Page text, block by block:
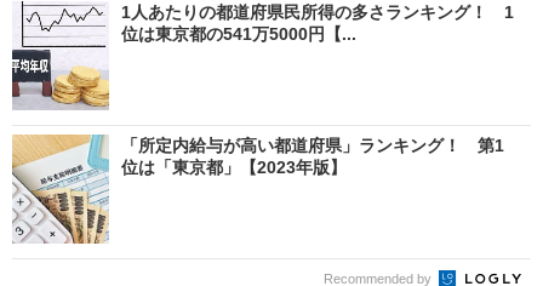
1人あたりの都道府県民所得の多さランキング！ 1
位は東京都の541万5000円【...
「所定内給与が高い都道府県」ランキング！ 第1
位は「東京都」【2023年版】
Recommended by